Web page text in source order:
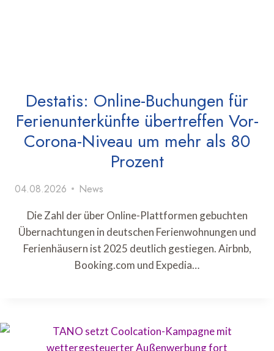
Destatis: Online-Buchungen für
Ferienunterkünfte übertreffen Vor-
Corona-Niveau um mehr als 80
Prozent
04.08.2026 News
Die Zahl der über Online-Plattformen gebuchten
Übernachtungen in deutschen Ferienwohnungen und
Ferienhäusern ist 2025 deutlich gestiegen. Airbnb,
Booking.com und Expedia…